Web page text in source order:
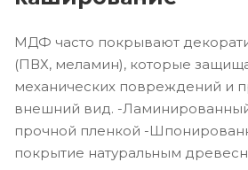
МДФ часто покрывают
(ПВХ, меламин), которые
механических повреждений и
внешний вид. -
прочной пленкой -
покрытие натуральным